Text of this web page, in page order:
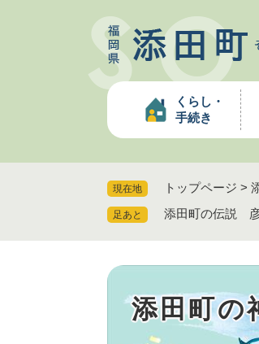
。
くらし・
手続き
現在地 トップページ >
足あと 添田町の伝説
添田町の